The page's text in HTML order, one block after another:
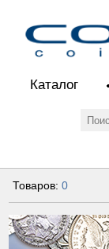
Каталог
Товаров:0